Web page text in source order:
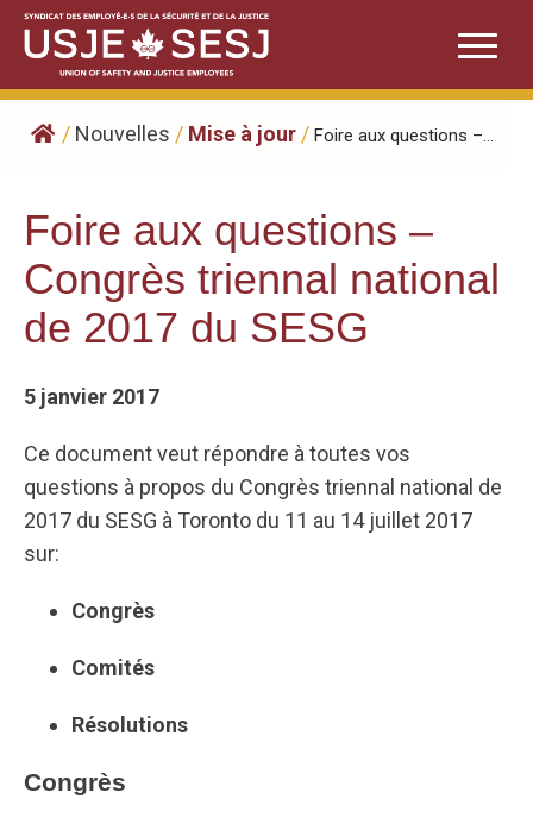
Skip
content
/ Nouvelles / Mise à jour / Foire aux questions –...
Foire aux questions –
Congrès triennal national
de 2017 du SESG
5 janvier 2017
Ce document veut répondre à toutes vos
questions à propos du Congrès triennal national de
2017 du SESG à Toronto du 11 au 14 juillet 2017
sur:
Congrès
Comités
Résolutions
Congrès